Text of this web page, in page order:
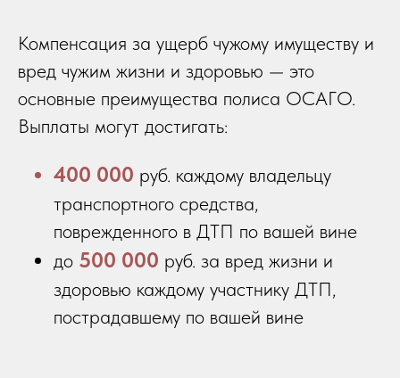
Компенсация за ущерб чужому имуществу и
вред чужим жизни и здоровью — это
основные преимущества полиса ОСАГО.
Выплаты могут достигать:
400 000 руб. каждому владельцу
транспортного средства,
поврежденного в ДТП по вашей вине
до 500 000 руб. за вред жизни и
здоровью каждому участнику ДТП,
пострадавшему по вашей вине